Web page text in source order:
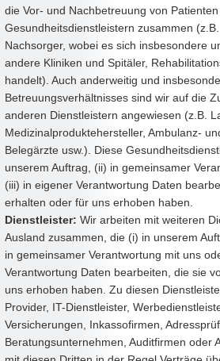
die Vor- und Nachbetreuung von
Gesundheitsdienstleistern zusammen
Nachsorger, wobei es sich insbesondere
andere Kliniken und Spitäler,
handelt). Auch anderweitig und
Betreuungsverhältnisses sind wir auf die
anderen Dienstleistern angewiesen (z.B.
Medizinalproduktehersteller, Ambulanz-
Belegärzte usw.). Diese
unserem Auftrag, (ii) in gemeinsamer
(iii) in eigener Verantwortung Daten
erhalten oder für uns erhoben haben.
Dienstleister: Wir arbeiten mit weiteren
Ausland zusammen, die (i) in unserem
in gemeinsamer Verantwortung mit uns
Verantwortung Daten bearbeiten, die sie
uns erhoben haben. Zu diesen
Provider, IT-Dienstleister,
Versicherungen, Inkassofirmen,
Beratungsunternehmen, Auditfirmen oder